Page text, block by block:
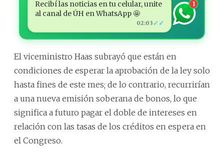
Recibí las noticias en tu celular, unite
al canal de ÚH en WhatsApp 🤩
02:03 ✓✓
1
El viceministro Haas subrayó que están en
condiciones de esperar la aprobación de la ley solo
hasta fines de este mes; de lo contrario, recurrirían
a una nueva emisión soberana de bonos, lo que
significa a futuro pagar el doble de intereses en
relación con las tasas de los créditos en espera en
el Congreso.